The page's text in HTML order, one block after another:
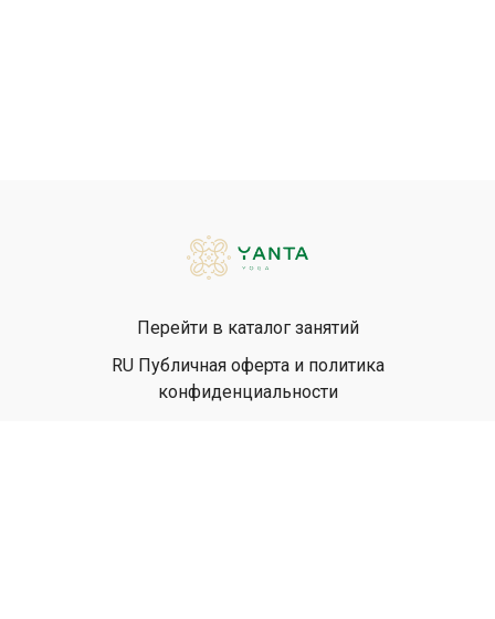
Перейти в каталог занятий
RU Публичная оферта и политика
конфиденциальности